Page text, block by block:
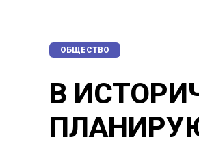
ОБЩЕСТВО
В